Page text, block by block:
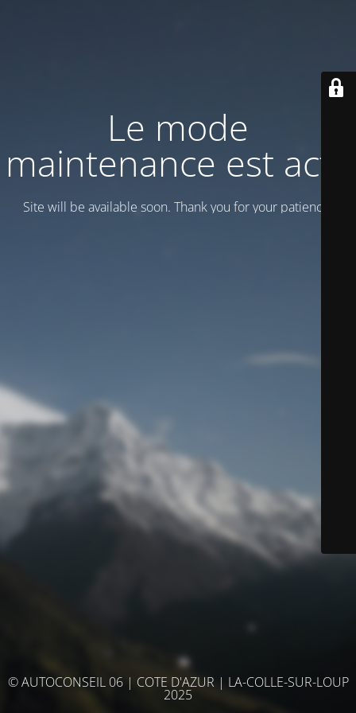
Le mode
maintenance est actif
Site will be available soon. Thank you for your patience!
© AUTOCONSEIL 06 | COTE D'AZUR | LA-COLLE-SUR-LOUP
2025